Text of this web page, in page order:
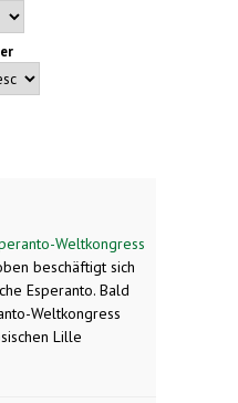
Weltkongress
beschäftigt sich
Esperanto. Bald
Weltkongress
Lille